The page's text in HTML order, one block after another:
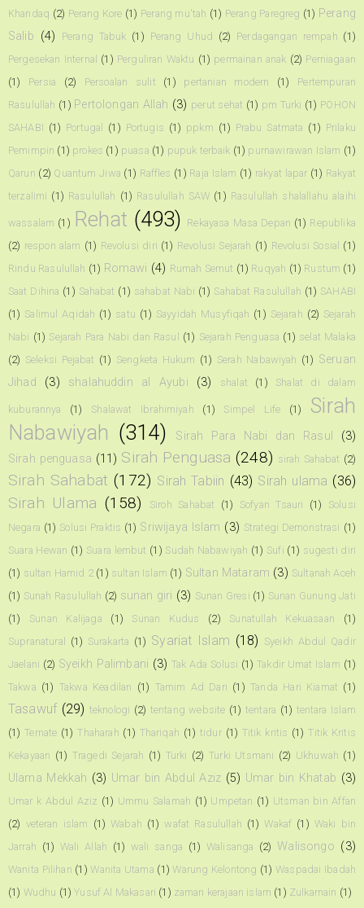
Khandaq (2) Perang Kore (1) Perang mu'tah (1) Perang Paregreg (1) Perang
Salib (4) Perang Tabuk (1) Perang Uhud (2) Perdagangan rempah (1)
Pergesekan Internal (1) Perguliran Waktu (1) permainan anak (2) Perniagaan
(1)
Persia (2) Persoalan sulit (1) pertanian modern (1)
Pertempuran
Rasulullah (1) Pertolongan Allah (3) perut sehat (1) pm Turki (1) POHON
SAHABI (1) Portugal (1) Portugis (1) ppkm (1) Prabu Satmata (1) Prilaku
Pemimpin (1) prokes (1) puasa (1) pupuk terbaik (1) purnawirawan Islam (1)
Qarun (2) Quantum Jiwa (1) Raffles (1) Raja Islam (1) rakyat lapar (1) Rakyat
terzalimi (1) Rasulullah (1) Rasulullah SAW (1) Rasulullah shalallahu alaihi
wassalam (1) Rehat (493) Rekayasa Masa Depan (1) Republika
(2) respon alam (1) Revolusi diri (1) Revolusi Sejarah (1) Revolusi Sosial (1)
Rindu Rasulullah (1) Romawi (4) Rumah Semut (1) Ruqyah (1) Rustum (1)
Saat Dihina (1) Sahabat (1) sahabat Nabi (1) Sahabat Rasulullah (1) SAHABI
(1) Salimul Aqidah (1) satu (1) Sayyidah Musyfiqah (1) Sejarah (2) Sejarah
Nabi (1) Sejarah Para Nabi dan Rasul (1) Sejarah Penguasa (1) selat Malaka
(2) Seleksi Pejabat (1) Sengketa Hukum (1) Serah Nabawiyah (1) Seruan
Jihad
(3) shalahuddin al Ayubi (3) shalat (1) Shalat di dalam
kuburannya (1) Shalawat Ibrahimiyah (1) Simpel Life (1)
Sirah
Nabawiyah (314) Sirah Para Nabi dan Rasul
(3)
Sirah penguasa (11) Sirah Penguasa (248) sirah Sahabat (2)
Sirah Sahabat (172) Sirah Tabiin (43) Sirah ulama (36)
Sirah Ulama (158) Siroh Sahabat (1) Sofyan Tsauri (1)
Solusi
Negara (1) Solusi Praktis (1) Sriwijaya Islam (3) Strategi Demonstrasi (1)
Suara Hewan (1) Suara lembut (1) Sudah Nabawiyah (1) Sufi (1) sugesti diri
(1) sultan Hamid 2 (1) sultan Islam (1) Sultan Mataram (3) Sultanah Aceh
(1) Sunah Rasulullah (2) sunan giri (3) Sunan Gresi (1) Sunan Gunung Jati
(1)
Sunan Kalijaga (1) Sunan Kudus (2) Sunatullah Kekuasaan
(1)
Supranatural
(1) Surakarta (1) Syariat Islam (18) Syeikh Abdul Qadir
Jaelani (2) Syeikh Palimbani (3) Tak Ada Solusi (1) Takdir Umat Islam (1)
Takwa (1) Takwa Keadilan (1) Tamim Ad Dari (1) Tanda Hari Kiamat (1)
Tasawuf (29) teknologi (2) tentang website (1) tentara (1) tentara Islam
(1) Ternate (1) Thaharah (1) Thariqah (1) tidur (1) Titik kritis (1) Titik Kritis
Kekayaan (1) Tragedi Sejarah (1) Turki (2) Turki Utsmani (2) Ukhuwah (1)
Ulama Mekkah (3) Umar bin Abdul Aziz (5) Umar bin Khatab (3)
Umar k Abdul Aziz (1) Ummu Salamah (1) Umpetan (1) Utsman bin Affan
(2) veteran islam (1) Wabah (1) wafat Rasulullah (1) Wakaf (1) Waki bin
Jarrah (1) Wali Allah (1) wali sanga (1) Walisanga (2) Walisongo (3)
Wanita Pilihan (1) Wanita Utama (1) Warung Kelontong (1) Waspadai Ibadah
(1) Wudhu (1) Yusuf Al Makasari (1) zaman kerajaan islam (1) Zulkarnain (1)